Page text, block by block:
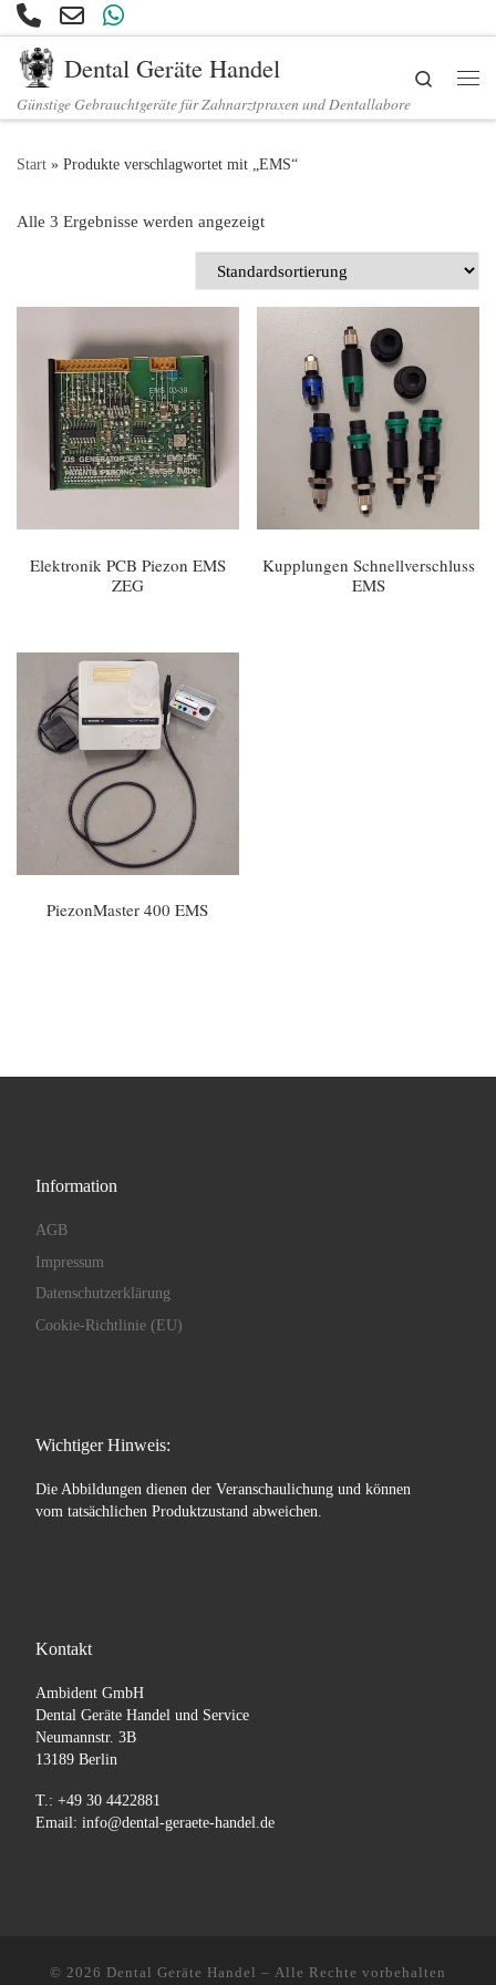
Zum Inhalt springen
Dental Geräte Handel
Günstige Gebrauchtgeräte für Zahnarztpraxen und Dentallabore
Search
Start » Produkte verschlagwortet mit „EMS“
Alle 3 Ergebnisse werden angezeigt
Elektronik PCB Piezon EMS
ZEG
Kupplungen Schnellverschluss
EMS
PiezonMaster 400 EMS
Information
AGB
Impressum
Datenschutzerklärung
Cookie-Richtlinie (EU)
Wichtiger Hinweis:
Die Abbildungen dienen der Veranschaulichung und können
vom tatsächlichen Produktzustand abweichen.
Kontakt
Ambident GmbH
Dental Geräte Handel und Service
Neumannstr. 3B
13189 Berlin
T.: +49 30 4422881
Email: info@dental-geraete-handel.de
© 2026 Dental Geräte Handel – Alle Rechte vorbehalten